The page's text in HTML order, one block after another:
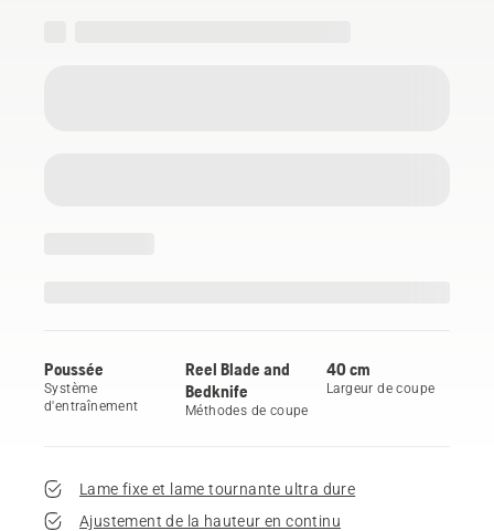
Poussée
Système
d'entraînement
Reel Blade and
Bedknife
Méthodes de coupe
40 cm
Largeur de coupe
Lame fixe et lame tournante ultra dure
Ajustement de la hauteur en continu